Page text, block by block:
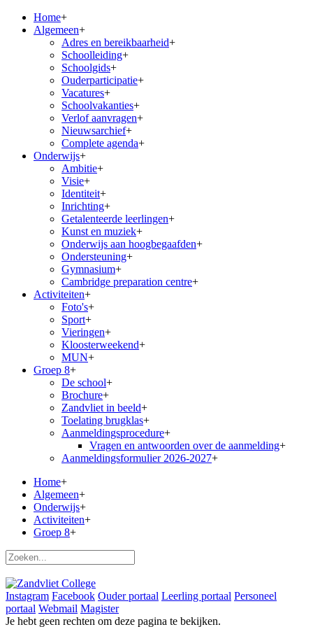
Home+
Algemeen+
Adres en bereikbaarheid+
Schoolleiding+
Schoolgids+
Ouderparticipatie+
Vacatures+
Schoolvakanties+
Verlof aanvragen+
Nieuwsarchief+
Complete agenda+
Onderwijs+
Ambitie+
Visie+
Identiteit+
Inrichting+
Getalenteerde leerlingen+
Kunst en muziek+
Onderwijs aan hoogbegaafden+
Ondersteuning+
Gymnasium+
Cambridge preparation centre+
Activiteiten+
Foto's+
Sport+
Vieringen+
Kloosterweekend+
MUN+
Groep 8+
De school+
Brochure+
Zandvliet in beeld+
Toelating brugklas+
Aanmeldingsprocedure+
Vragen en antwoorden over de aanmelding+
Aanmeldingsformulier 2026-2027+
Home+
Algemeen+
Onderwijs+
Activiteiten+
Groep 8+
Instagram Facebook Ouder portaal Leerling portaal Personeel
portaal Webmail Magister
Je hebt geen rechten om deze pagina te bekijken.